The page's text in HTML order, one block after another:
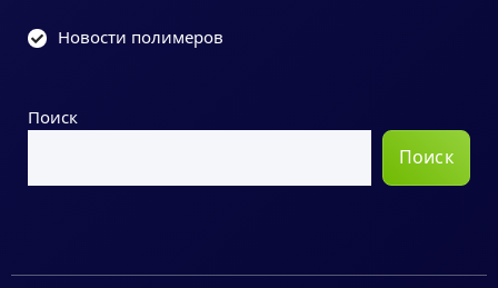
Новости полимеров
Поиск
Поиск